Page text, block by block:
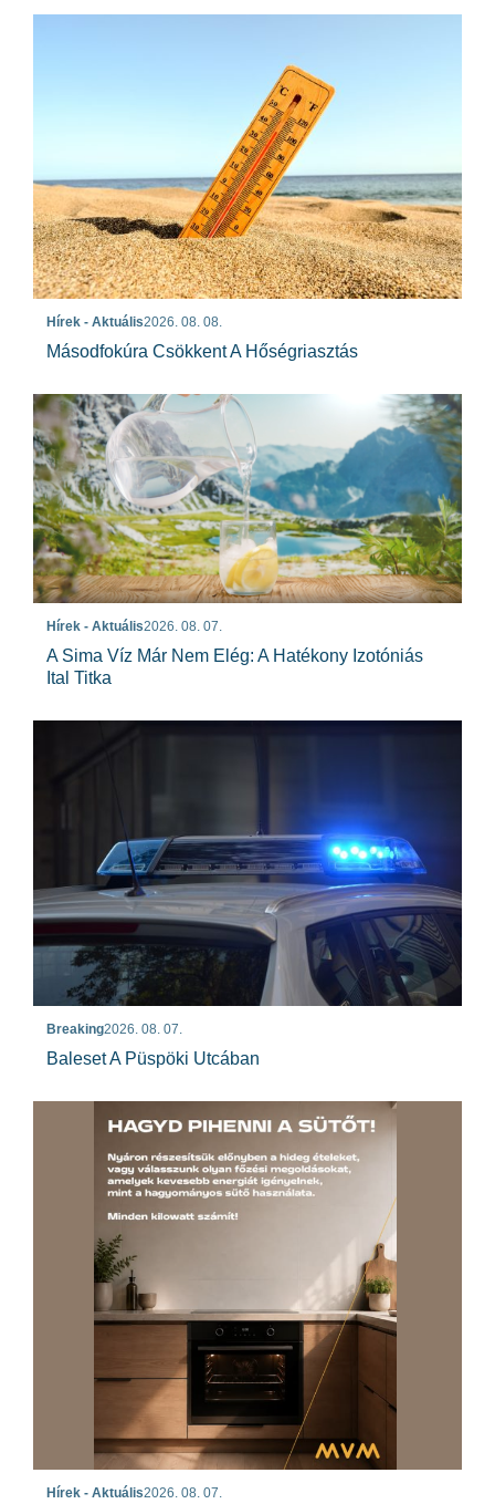
Hírek - Aktuális2026. 08. 08.
Másodfokúra Csökkent A Hőségriasztás
Hírek - Aktuális2026. 08. 07.
A Sima Víz Már Nem Elég: A Hatékony Izotóniás
Ital Titka
Breaking2026. 08. 07.
Baleset A Püspöki Utcában
Hírek - Aktuális2026. 08. 07.